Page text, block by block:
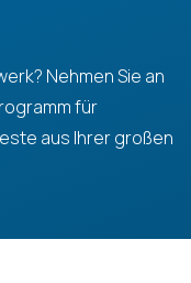
Nehmen Sie an
für
aus Ihrer großen